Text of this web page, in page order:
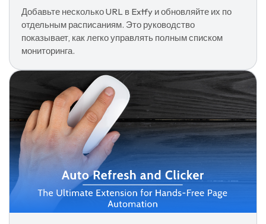
Добавьте несколько URL в Extfy и обновляйте их по
отдельным расписаниям. Это руководство
показывает, как легко управлять полным списком
мониторинга.